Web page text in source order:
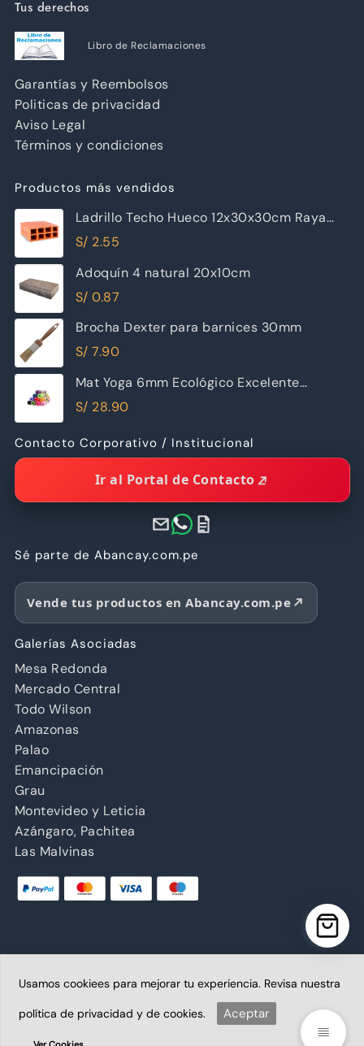
Tus derechos
Libro de Reclamaciones
Garantías y Reembolsos
Politicas de privacidad
Aviso Legal
Términos y condiciones
Productos más vendidos
Ladrillo Techo Hueco 12x30x30cm Raya
Piramide
S/ 2.55
Adoquín 4 natural 20x10cm
S/ 0.87
Brocha Dexter para barnices 30mm
S/ 7.90
Mat Yoga 6mm Ecológico Excelente
Calidad
S/ 28.90
Contacto Corporativo / Institucional
Ir al Portal de Contacto
Sé parte de Abancay.com.pe
Vende tus productos en Abancay.com.pe
Galerías Asociadas
Mesa Redonda
Mercado Central
Todo Wilson
Amazonas
Palao
Emancipación
Grau
Montevideo y Leticia
Azángaro, Pachitea
Las Malvinas
Copyright © 2026 Abancay | Administrado por Grupo
Abancay S.A.C. | Plataforma diseñada por
BoletaoFactura.pe
Usamos cookiees para mejorar tu experiencia. Revisa nuestra
política de privacidad y de cookies. Aceptar